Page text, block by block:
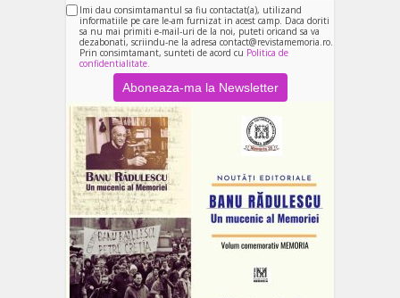
Imi dau consimtamantul sa fiu contactat(a), utilizand
informatiile pe care le-am furnizat in acest camp. Daca doriti
sa nu mai primiti e-mail-uri de la noi, puteti oricand sa va
dezabonati, scriindu-ne la adresa contact@revistamemoria.ro.
Prin consimtamant, sunteti de acord cu Politica de
confidentialitate.